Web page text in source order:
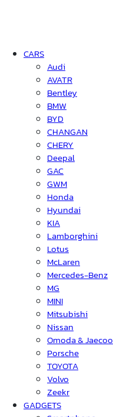
CARS
Audi
AVATR
Bentley
BMW
BYD
CHANGAN
CHERY
Deepal
GAC
GWM
Honda
Hyundai
KIA
Lamborghini
Lotus
McLaren
Mercedes-Benz
MG
MINI
Mitsubishi
Nissan
Omoda & Jaecoo
Porsche
TOYOTA
Volvo
Zeekr
GADGETS